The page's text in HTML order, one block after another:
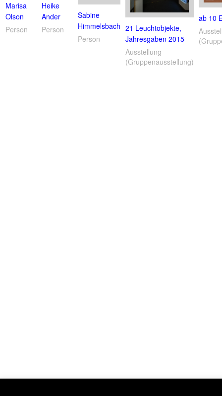
Marisa
Olson
Person
Heike
Ander
Person
Sabine
Himmelsbach
Person
21 Leuchtobjekte,
Jahresgaben 2015
Ausstellung
(Gruppenausstellung)
ab 10